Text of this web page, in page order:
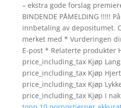
– ekstra gode forslag
BINDENDE PÅMELDING !!!!!
innbetaling av depositumet.
merket med * Vurderingen
E-post * Relaterte produkter
price_including_tax Kjøp
price_including_tax Kjøp
price_including_tax Kjøp
price_including_tax Kjøp I